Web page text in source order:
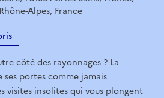
Alpes, France
côté des rayonnages ? La
portes comme jamais
visites insolites qui vous plongent